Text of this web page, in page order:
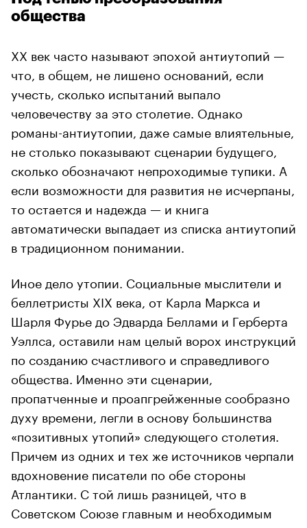
общества
XX век часто называют эпохой антиутопий —
что, в общем, не лишено оснований, если
учесть, сколько испытаний выпало
человечеству за это столетие. Однако
романы-антиутопии, даже самые влиятельные,
не столько показывают сценарии будущего,
сколько обозначают непроходимые тупики. А
если возможности для развития не исчерпаны,
то остается и надежда — и книга
автоматически выпадает из списка антиутопий
в традиционном понимании.
Иное дело утопии. Социальные мыслители и
беллетристы XIX века, от Карла Маркса и
Шарля Фурье до Эдварда Беллами и Герберта
Уэллса, оставили нам целый ворох инструкций
по созданию счастливого и справедливого
общества. Именно эти сценарии,
пропатченные и проапгрейженные сообразно
духу времени, легли в основу большинства
«позитивных утопий» следующего столетия.
Причем из одних и тех же источников черпали
вдохновение писатели по обе стороны
Атлантики. С той лишь разницей, что в
Советском Союзе главным и необходимым